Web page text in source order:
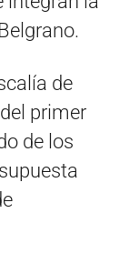
de
primer
de los